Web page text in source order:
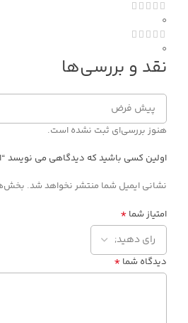
0
0
نقد و بررسی‌ها
هنوز بررسی‌ای ثبت نشده است.
اولین کسی باشید که دیدگاهی می نویسد
نشانی ایمیل شما منتشر نخواهد شد.
امتیاز شما *
دیدگاه شما *